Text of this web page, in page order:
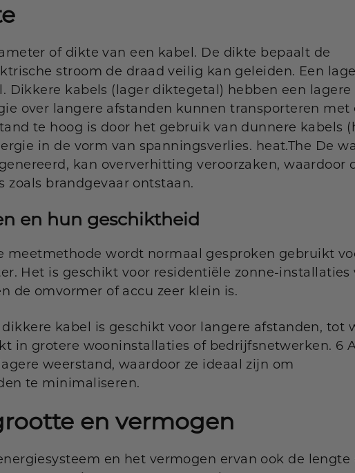
of dikte van een kabel. De dikte bepaalt de
stroom de draad veilig kan geleiden. Een
kabels (lager diktegetal) hebben een lagere
over langere afstanden kunnen transporteren met
te hoog is door het gebruik van dunnere kabels
in de vorm van spanningsverlies. heat.The De
kan oververhitting veroorzaken, waardoor
zoals brandgevaar ontstaan.
en hun geschiktheid
meetmethode wordt normaal gesproken gebruikt
Het is geschikt voor residentiële zonne-installaties
de omvormer of accu zeer klein is.
dikkere kabel is geschikt voor langere afstanden, tot
in grotere wooninstallaties of bedrijfsnetwerken. 6
weerstand, waardoor ze ideaal zijn om
te minimaliseren.
en vermogen
en het vermogen ervan ook de lengte